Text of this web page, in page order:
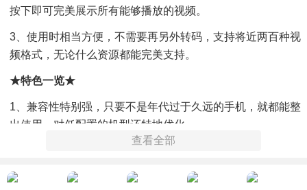
按下即可完美展示所有能够播放的视频。
3、使用时相当方便，不需要再另外转码，支持将近两百种视
频格式，无论什么资源都能完美支持。
★特色一览★
1、兼容性特别强，只要不是年代过于久远的手机，就都能整
出使用，对低配置的机型还特地优化。
查看全部